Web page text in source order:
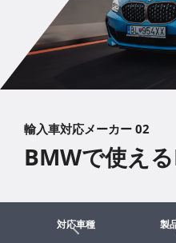
輸入車対応メーカー 02
BMWで使え
対応車種 製